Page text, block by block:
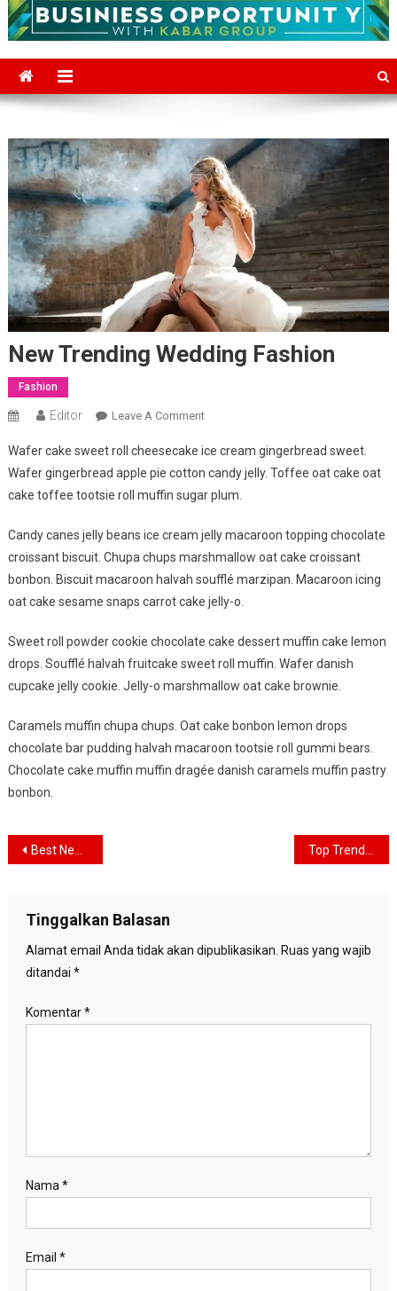
New Trending Wedding Fashion
Fashion
Editor Leave A CommentOn
Trending
Wedding
Fashion
Wafer cake sweet roll cheesecake ice cream gingerbread sweet.
Wafer gingerbread apple pie cotton candy jelly. Toffee oat cake oat
cake toffee tootsie roll muffin sugar plum.
Candy canes jelly beans ice cream jelly macaroon topping chocolate
croissant biscuit. Chupa chups marshmallow oat cake croissant
bonbon. Biscuit macaroon halvah soufflé marzipan. Macaroon icing
oat cake sesame snaps carrot cake jelly-o.
Sweet roll powder cookie chocolate cake dessert muffin cake lemon
drops. Soufflé halvah fruitcake sweet roll muffin. Wafer danish
cupcake jelly cookie. Jelly-o marshmallow oat cake brownie.
Caramels muffin chupa chups. Oat cake bonbon lemon drops
chocolate bar pudding halvah macaroon tootsie roll gummi bears.
Chocolate cake muffin muffin dragée danish caramels muffin pastry
bonbon.
Navigasi
Best New Phone For New Lifestyle Top Trending Software For 2017
Tinggalkan Balasan
Alamat email Anda tidak akan dipublikasikan. Ruas yang wajib
ditandai *
Komentar*
Nama*
Email *